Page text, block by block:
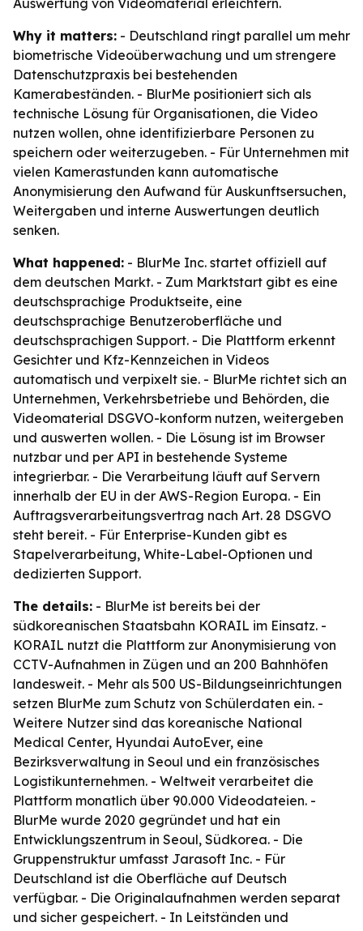
Auswertung von Videomaterial erleichtern.
Why it matters: - Deutschland ringt parallel um mehr
biometrische Videoüberwachung und um strengere
Datenschutzpraxis bei bestehenden
Kamerabeständen. - BlurMe positioniert sich als
technische Lösung für Organisationen, die Video
nutzen wollen, ohne identifizierbare Personen zu
speichern oder weiterzugeben. - Für Unternehmen mit
vielen Kamerastunden kann automatische
Anonymisierung den Aufwand für Auskunftsersuchen,
Weitergaben und interne Auswertungen deutlich
senken.
What happened: - BlurMe Inc. startet offiziell auf
dem deutschen Markt. - Zum Marktstart gibt es eine
deutschsprachige Produktseite, eine
deutschsprachige Benutzeroberfläche und
deutschsprachigen Support. - Die Plattform erkennt
Gesichter und Kfz-Kennzeichen in Videos
automatisch und verpixelt sie. - BlurMe richtet sich an
Unternehmen, Verkehrsbetriebe und Behörden, die
Videomaterial DSGVO-konform nutzen, weitergeben
und auswerten wollen. - Die Lösung ist im Browser
nutzbar und per API in bestehende Systeme
integrierbar. - Die Verarbeitung läuft auf Servern
innerhalb der EU in der AWS-Region Europa. - Ein
Auftragsverarbeitungsvertrag nach Art. 28 DSGVO
steht bereit. - Für Enterprise-Kunden gibt es
Stapelverarbeitung, White-Label-Optionen und
dedizierten Support.
The details: - BlurMe ist bereits bei der
südkoreanischen Staatsbahn KORAIL im Einsatz. -
KORAIL nutzt die Plattform zur Anonymisierung von
CCTV-Aufnahmen in Zügen und an 200 Bahnhöfen
landesweit. - Mehr als 500 US-Bildungseinrichtungen
setzen BlurMe zum Schutz von Schülerdaten ein. -
Weitere Nutzer sind das koreanische National
Medical Center, Hyundai AutoEver, eine
Bezirksverwaltung in Seoul und ein französisches
Logistikunternehmen. - Weltweit verarbeitet die
Plattform monatlich über 90.000 Videodateien. -
BlurMe wurde 2020 gegründet und hat ein
Entwicklungszentrum in Seoul, Südkorea. - Die
Gruppenstruktur umfasst Jarasoft Inc. - Für
Deutschland ist die Oberfläche auf Deutsch
verfügbar. - Die Originalaufnahmen werden separat
und sicher gespeichert. - In Leitständen und